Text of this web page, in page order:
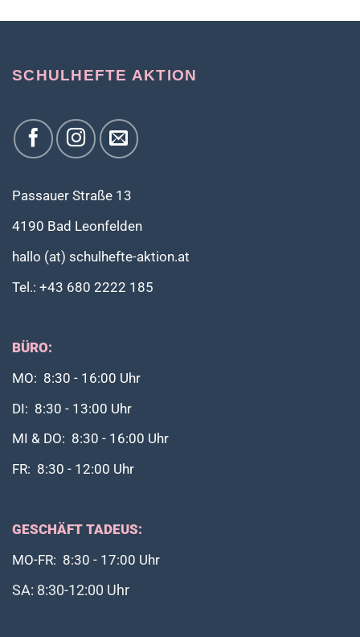
mehrere
Die
SCHULHEFTE AKTION
Passauer Straße 13
4190 Bad Leonfelden
hallo (at) schulhefte-aktion.at
Tel.: +43 680 2222 185
BÜRO:
MO: 8:30 - 16:00 Uhr
DI: 8:30 - 13:00 Uhr
MI & DO: 8:30 - 16:00 Uhr
FR: 8:30 - 12:00 Uhr
GESCHÄFT TADEUS:
MO-FR: 8:30 - 17:00 Uhr
SA: 8:30-12:00 Uhr